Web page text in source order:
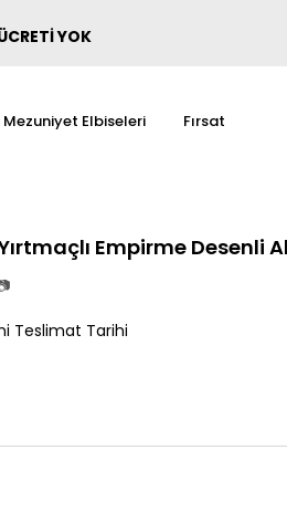
YOK
Mezuniyet Elbiseleri Fırsat
Empirme Desenli
Teslimat Tarihi